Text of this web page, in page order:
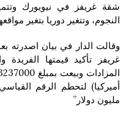
شقة غريفز في نيويورك
النجوم، وتتغير دوريا بتغير
وقالت الدار في بيان اصدرته
غريفز تأكيد قيمتها
مليون دولار”